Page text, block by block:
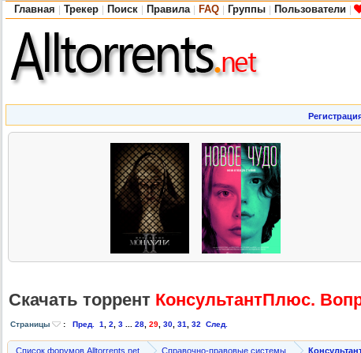
Главная Трекер Поиск Правила FAQ Группы Пользователи
Скачать торрент КонсультантПлюс.
Страницы : Пред. 1, 2, 3 ... 28, 29, 30, 31, 32 След.
Список форумов Alltorrents.net Справочно-правовые системы